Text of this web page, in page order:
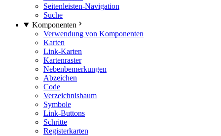
Seitenleisten-Navigation
Suche
Komponenten
Verwendung von Komponenten
Karten
Link-Karten
Kartenraster
Nebenbemerkungen
Abzeichen
Code
Verzeichnisbaum
Symbole
Link-Buttons
Schritte
Registerkarten